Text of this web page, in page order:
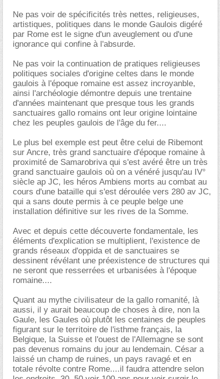
Ne pas voir de spécificités très nettes, religieuses,
artistiques, politiques dans le monde Gaulois digéré
par Rome est le signe d'un aveuglement ou d'une
ignorance qui confine à l'absurde.
Ne pas voir la continuation de pratiques religieuses
politiques sociales d'origine celtes dans le monde
gaulois à l'époque romaine est assez incroyanble,
ainsi l'archéologie démontre depuis une trentaine
d'années maintenant que presque tous les grands
sanctuaires gallo romains ont leur origine lointaine
chez les peuples gaulois de l'âge du fer....
Le plus bel exemple est peut être celui de Ribemont
sur Ancre, très grand sanctuaire d'époque romaine à
proximité de Samarobriva qui s'est avéré être un très
grand sanctuaire gaulois où on a vénéré jusqu'au IV°
siècle ap JC, les héros Ambiens morts au combat au
cours d'une bataille qui s'est déroulée vers 280 av JC,
qui a sans doute permis à ce peuple belge une
installation définitive sur les rives de la Somme.
Avec et depuis cette découverte fondamentale, les
éléments d'explication se multiplient, l'existence de
grands réseaux d'oppida et de sanctuaires se
dessinent révélant une préexistence de structures qui
ne seront que resserrées et urbanisées à l'époque
romaine....
Quant au mythe civilisateur de la gallo romanité, là
aussi, il y aurait beaucoup de choses à dire, non la
Gaule, les Gaules où plutôt les centaines de peuples
figurant sur le territoire de l'isthme français, la
Belgique, la Suisse et l'ouest de l'Allemagne se sont
pas devenus romains du jour au lendemain. César a
laissé un champ de ruines, un pays ravagé et en
totale révolte contre Rome....il faudra attendre selon